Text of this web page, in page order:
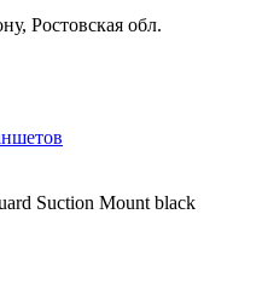
Ростовская обл.
Suction Mount black